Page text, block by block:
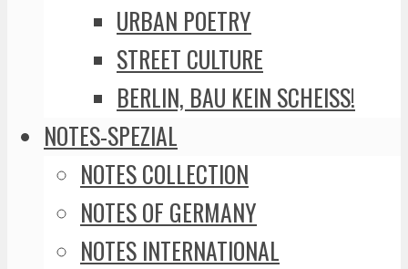
URBAN POETRY
STREET CULTURE
BERLIN, BAU KEIN SCHEISS!
NOTES-SPEZIAL
NOTES COLLECTION
NOTES OF GERMANY
NOTES INTERNATIONAL